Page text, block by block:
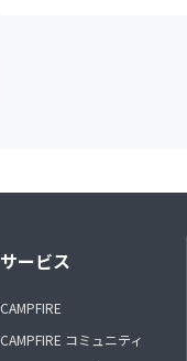
サービス
CAMPFIRE
CAMPFIRE コミュニティ